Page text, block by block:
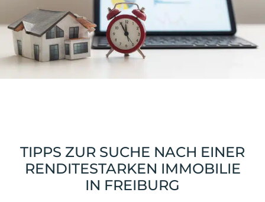
TIPPS ZUR SUCHE NACH EINER
RENDITESTARKEN IMMOBILIE
IN FREIBURG